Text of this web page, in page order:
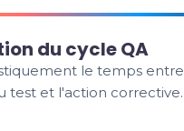
du cycle QA
le temps entre
test et l'action corrective.